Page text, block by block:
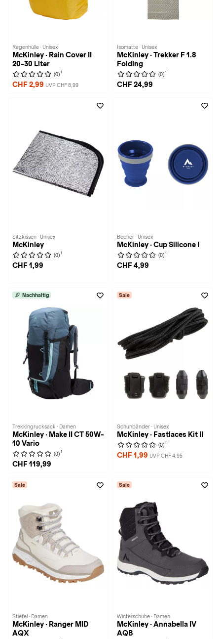
Regenhülle · Unisex
McKinley · Rain Cover II
20-30 Liter
(0) 1
CHF 2,99 UVP CHF 8,99
Isomatte · Unisex
McKinley · Trekker F 1.8
Folding
(0) 1
CHF 24,99
Sitzkissen · Unisex
McKinley
(0) 1
CHF 1,99
Becher · Unisex
McKinley · Cup Silicone I
(0) 1
CHF 4,99
Nachhaltig
Trekkingrucksack · Damen
McKinley · Make II CT 50W-
10 Vario
(0) 1
CHF 119,99
Sale
Schuhbänder · Unisex
McKinley · Fastlaces Kit II
(0) 1
CHF 1,99 UVP CHF 4,95
Sale
Stiefel · Damen
McKinley · Ranger MID
AQX
Sale
Winterschuhe · Damen
McKinley · Annabella IV
AQB